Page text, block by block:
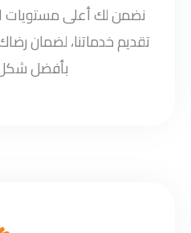
نضمن لك أعلى مستويات
تقديم خدماتنا، لضمان
بأفضل